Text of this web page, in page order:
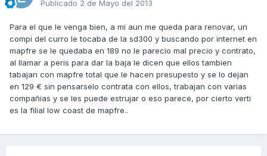
Publicado 2 de Mayo del 2013
Para el que le venga bien, a mi aun me queda para renovar, un
compi del curro le tocaba de la sd300 y buscando por internet en
mapfre se le quedaba en 189 no le parecio mal precio y contrato,
al llamar a peris para dar la baja le dicen que ellos tambien
tabajan con mapfre total que le hacen presupesto y se lo dejan
en 129 € sin pensarselo contrata con ellos, trabajan con varias
compañias y se les puede estrujar o eso parece, por cierto verti
es la filial low coast de mapfre..